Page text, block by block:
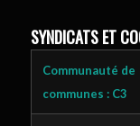
SYNDICATS ET
Communauté de
communes : C3